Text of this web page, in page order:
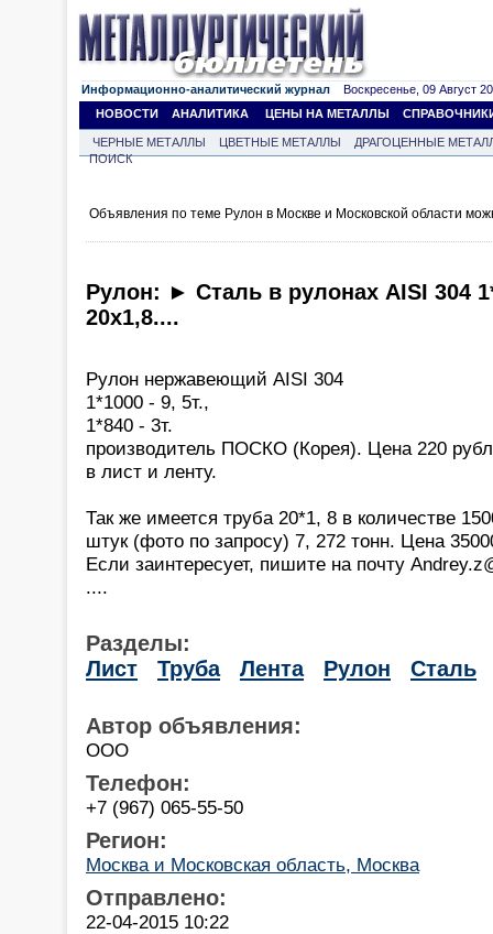
Информационно-аналитический журнал Воскресенье, 09 Август
НОВОСТИ
АНАЛИТИКА ЦЕНЫ НА МЕТАЛЛЫ
ЧЕРНЫЕ МЕТАЛЛЫ ЦВЕТНЫЕ МЕТАЛЛЫ
ДРАГОЦЕННЫЕ
ПОИСК
Объявления по теме Рулон в Москве и Московской области
Рулон: ► Сталь в рулонах AISI 304
20x1,8....
Рулон нержавеющий AISI 304
1*1000 - 9, 5т.,
1*840 - 3т.
производитель ПОСКО (Корея). Цена 220
в лист и ленту.
Так же имеется труба 20*1, 8 в количестве
штук (фото по запросу) 7, 272 тонн. Цена
Если заинтересует, пишите на почту
....
Разделы:
Лист
Труба Лента Рулон Сталь
Автор объявления:
ООО
Телефон:
+7 (967) 065-55-50
Регион:
Москва и Московская область, Москва
Отправлено:
22-04-2015 10:22